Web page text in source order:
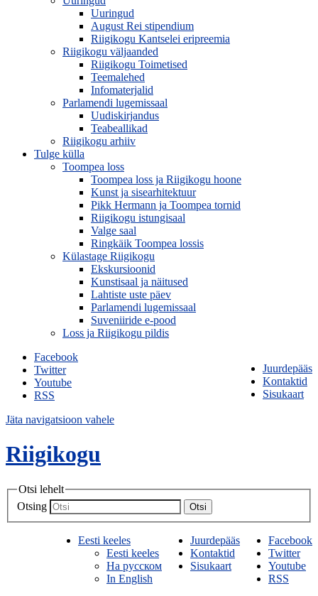
Uuringud
August Rei stipendium
Riigikogu Kantselei eripreemia
Riigikogu väljaanded
Riigikogu Toimetised
Teemalehed
Infomaterjalid
Parlamendi lugemissaal
Uudiskirjandus
Teabeallikad
Riigikogu arhiiv
Tulge külla
Toompea loss
Toompea loss ja Riigikogu hoone
Kunst ja sisearhitektuur
Pikk Hermann ja Toompea tornid
Riigikogu istungisaal
Valge saal
Ringkäik Toompea lossis
Külastage Riigikogu
Ekskursioonid
Kunstisaal ja näitused
Lahtiste uste päev
Parlamendi lugemissaal
Suveniiride e-pood
Loss ja Riigikogu pildis
Juurdepääs
Kontaktid
Sisukaart
Facebook
Twitter
Youtube
RSS
Jäta navigatsioon vahele
Riigikogu
Otsi lehelt
Otsing
Otsi
Facebook
Twitter
Youtube
RSS
Juurdepääs
Kontaktid
Sisukaart
Eesti keeles
Eesti keeles
На русском
In English